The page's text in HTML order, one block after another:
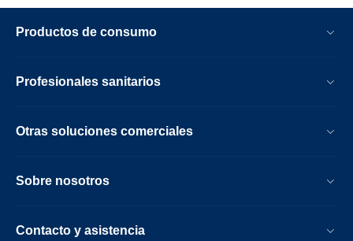
Productos de consumo
Profesionales sanitarios
Otras soluciones comerciales
Sobre nosotros
Contacto y asistencia